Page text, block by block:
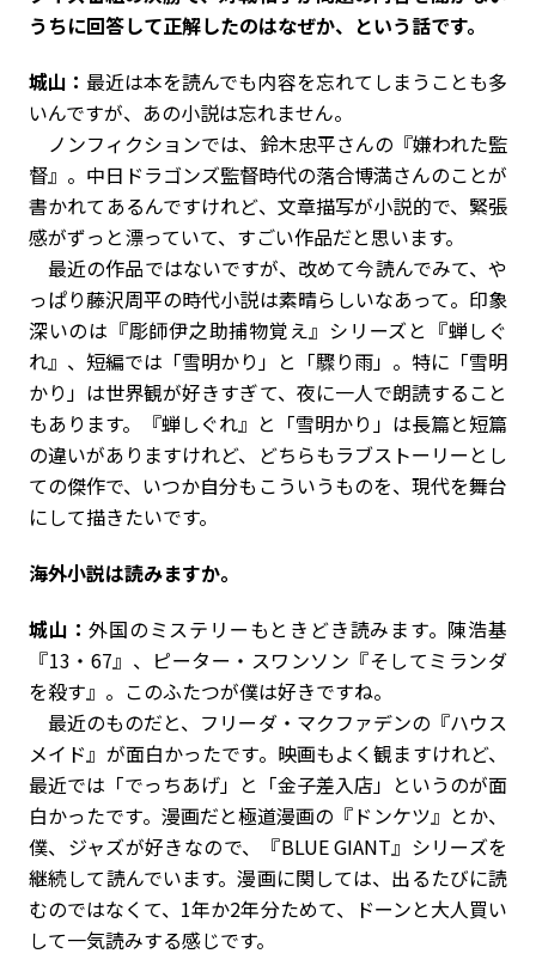
うちに回答して正解したのはなぜか、という話です。
城山：最近は本を読んでも内容を忘れてしまうことも多
いんですが、あの小説は忘れません。
ノンフィクションでは、鈴木忠平さんの『嫌われた監
督』。中日ドラゴンズ監督時代の落合博満さんのことが
書かれてあるんですけれど、文章描写が小説的で、緊張
感がずっと漂っていて、すごい作品だと思います。
最近の作品ではないですが、改めて今読んでみて、や
っぱり藤沢周平の時代小説は素晴らしいなあって。印象
深いのは『彫師伊之助捕物覚え』シリーズと『蝉しぐ
れ』、短編では「雪明かり」と「驟り雨」。特に「雪明
かり」は世界観が好きすぎて、夜に一人で朗読すること
もあります。『蝉しぐれ』と「雪明かり」は長篇と短篇
の違いがありますけれど、どちらもラブストーリーとし
ての傑作で、いつか自分もこういうものを、現代を舞台
にして描きたいです。
――海外小説は読みますか。
城山：外国のミステリーもときどき読みます。陳浩基
『13・67』、ピーター・スワンソン『そしてミランダ
を殺す』。このふたつが僕は好きですね。
最近のものだと、フリーダ・マクファデンの『ハウス
メイド』が面白かったです。映画もよく観ますけれど、
最近では「でっちあげ」と「金子差入店」というのが面
白かったです。漫画だと極道漫画の『ドンケツ』とか、
僕、ジャズが好きなので、『BLUE GIANT』シリーズを
継続して読んでいます。漫画に関しては、出るたびに読
むのではなくて、1年か2年分ためて、ドーンと大人買い
して一気読みする感じです。